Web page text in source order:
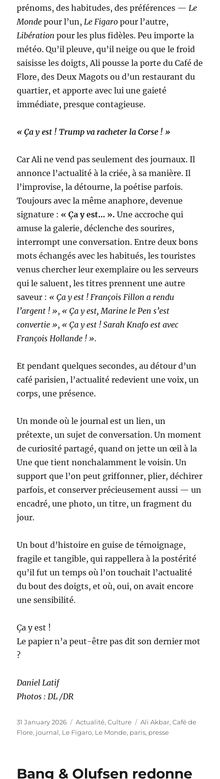
prénoms, des habitudes, des préférences —Le
Monde pour l’un,Le Figaro pour l’autre,
Libération pour les plus fidèles. Peu importe la
météo. Qu’il pleuve, qu’il neige ou que le froid
saisisse les doigts, Ali pousse la porte du Café de
Flore, des Deux Magots ou d’un restaurant du
quartier, et apporte avec lui une gaieté
immédiate, presque contagieuse.
« Ça y est ! Trump va racheter la Corse ! »
Car Ali ne vend pas seulement des journaux. Il
annonce l’actualité à la criée, à sa manière. Il
l’improvise, la détourne, la poétise parfois.
Toujours avec la même anaphore, devenue
signature : « Ça y est… ».Une accroche qui
amuse la galerie, déclenche des sourires,
interrompt une conversation. Entre deux bons
mots échangés avec les habitués, les touristes
venus chercher leur exemplaire ou les serveurs
qui le saluent, les titres prennent une autre
saveur : « Ça y est ! François Fillon a rendu
l’argent ! », « Ça y est, Marine le Pen s’est
convertie », « Ça y est ! Sarah Knafo est avec
François Hollande ! ».
Et pendant quelques secondes, au détour d’un
café parisien, l’actualité redevient une voix, un
corps, une présence.
Un monde où le journal est un lien, un
prétexte, un sujet de conversation. Un moment
de curiosité partagé, quand on jette un œil à la
Une que tient nonchalamment le voisin. Un
support que l’on peut griffonner, plier, déchirer
parfois, et conserver précieusement aussi — un
encadré, une photo, un titre, un fragment du
jour.
Un bout d’histoire en guise de témoignage,
fragile et tangible, qui rappellera à la postérité
qu’il fut un temps où l’on touchait l’actualité
du bout des doigts, et où, oui, on avait encore
une sensibilité.
Ça y est !
Le papier n’a peut-être pas dit son dernier mot
?
Daniel Latif
Photos : DL /DR
Posted
on
31 January 2026 Categories
Actualité,Culture Tags
Ali Akbar,Café de
Flore, journal, Le Figaro, Le Monde, paris, presse
Bang & Olufsen redonne